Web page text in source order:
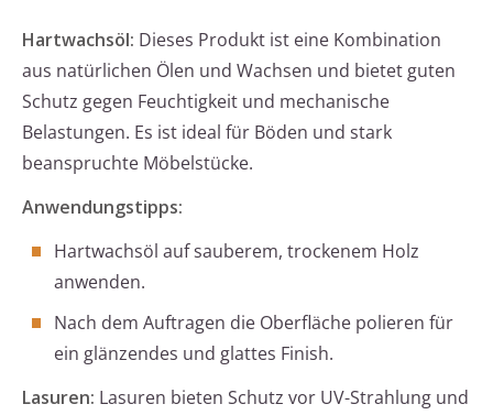
Hartwachsöl: Dieses Produkt ist eine Kombination
aus natürlichen Ölen und Wachsen und bietet guten
Schutz gegen Feuchtigkeit und mechanische
Belastungen. Es ist ideal für Böden und stark
beanspruchte Möbelstücke.
Anwendungstipps:
Hartwachsöl auf sauberem, trockenem Holz
anwenden.
Nach dem Auftragen die Oberfläche polieren für
ein glänzendes und glattes Finish.
Lasuren: Lasuren bieten Schutz vor UV-Strahlung und